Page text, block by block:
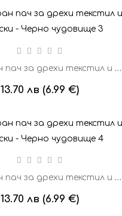
Бродиран пач за дрехи текстил и тениски - Черно чудовище 3
13.70 лв (6.99 €)
Бродиран пач за дрехи текстил и тениски - Черно чудовище 4
13.70 лв (6.99 €)